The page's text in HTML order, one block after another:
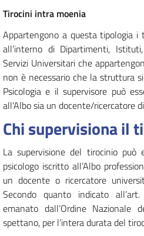
Tirocini intra moenia
Appartengono a questa tipologia i
all’interno di Dipartimenti,
Servizi Universitari che
non è necessario che la struttura
Psicologia e il supervisore può
all’Albo sia un docente/ricercatore
Chi supervisiona il
La supervisione del tirocinio
psicologo iscritto all’Albo
un docente o ricercatore
Secondo quanto indicato
emanato dall’Ordine Nazionale
spettano, per l’intera durata del